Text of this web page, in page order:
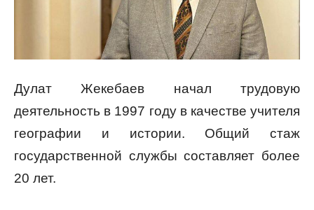
Дулат Жекебаев начал трудовую
деятельность в 1997 году в качестве учителя
географии и истории. Общий стаж
государственной службы составляет более
20 лет.